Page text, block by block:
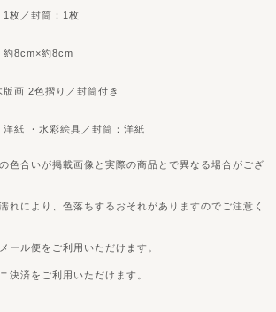
1枚／封筒：1枚
約8cm×約8cm
版画 2色摺り／封筒付き
洋紙 ・水彩絵具／封筒：洋紙
色合いが掲載画像と実際の商品とで異なる場合がござ
れにより、色落ちするおそれがありますのでご注意く
ール便をご利用いただけます。
決済をご利用いただけます。